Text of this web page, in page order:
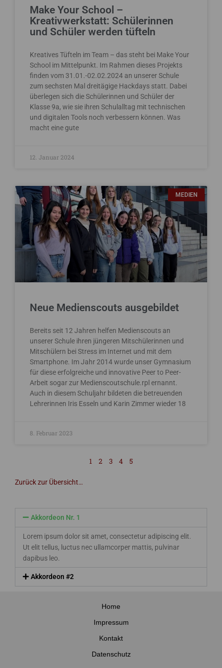
Make Your School –
Kreativwerkstatt: Schülerinnen
und Schüler werden tüfteln
Kreatives Tüfteln im Team – das steht bei Make Your
School im Mittelpunkt. Im Rahmen dieses Projekts
finden vom 31.01.-02.02.2024 an unserer Schule
zum sechsten Mal dreitägige Hackdays statt. Dabei
überlegen sich die Schülerinnen und Schüler der
Klasse 9a, wie sie ihren Schulalltag mit technischen
und digitalen Tools noch verbessern können. Was
macht eine gute
12. Januar 2024
MEDIEN
Neue Medienscouts ausgebildet
Bereits seit 12 Jahren helfen Medienscouts an
unserer Schule ihren jüngeren Mitschülerinnen und
Mitschülern bei Stress im Internet und mit dem
Smartphone. Im Jahr 2014 wurde unser Gymnasium
für diese erfolgreiche und innovative Peer to Peer-
Arbeit sogar zur Medienscoutschule.rpl ernannt.
Auch in diesem Schuljahr bildeten die betreuenden
Lehrerinnen Iris Esseln und Karin Zimmer wieder 18
8. Februar 2023
1 2 3 4 5
Zurück zur Übersicht…
Akkordeon Nr. 1
Lorem ipsum dolor sit amet, consectetur adipiscing elit.
Ut elit tellus, luctus nec ullamcorper mattis, pulvinar
dapibus leo.
Akkordeon #2
Home
Impressum
Kontakt
Datenschutz